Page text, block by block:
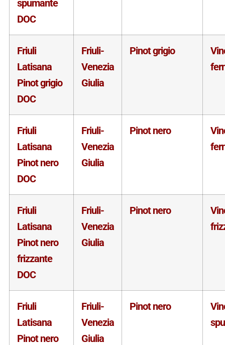
spumante
DOC
Friuli
Latisana
Pinot grigio
DOC
Friuli-
Venezia
Giulia
Pinot grigio
Friuli
Latisana
Pinot nero
DOC
Friuli-
Venezia
Giulia
Pinot nero
Friuli
Latisana
Pinot nero
frizzante
DOC
Friuli-
Venezia
Giulia
Pinot nero
Friuli
Latisana
Pinot nero
Friuli-
Venezia
Giulia
Pinot nero